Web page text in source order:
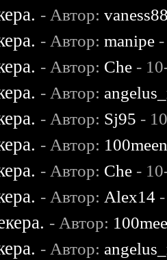
- Автор:
- Автор:manipe
- Автор: Che -
- Автор:
- Автор: Sj95 -
- Автор:
- Автор: Che -
- Автор: Alex14
- Автор:
- Автор: